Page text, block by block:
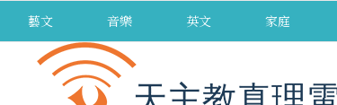
藝文 音樂 英文 家庭